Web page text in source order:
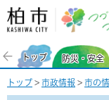
柏市 つづく
トップ 防災・安全
トップ > 市政情報 > 市の
の会議録・開催状況>福